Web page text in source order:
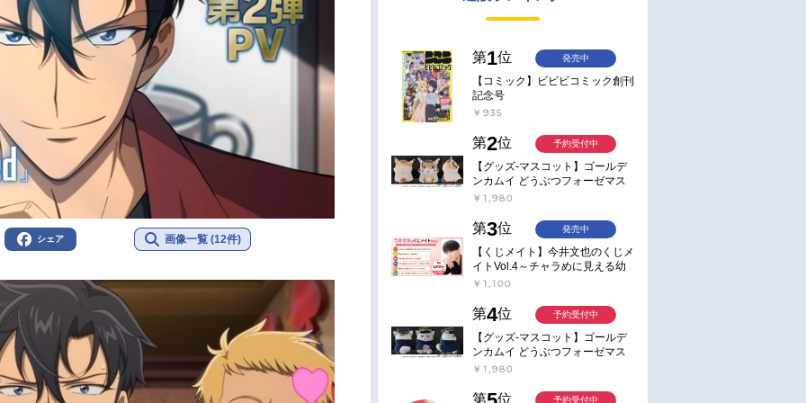
シェア 画像一覧 (12件)
第1位
【コミック】ビビビコミック創刊
記念号
￥935
発売中
第2位
【グッズ-マスコット】ゴールデ
ンカムイ どうぶつフォーゼマス
コット 4.尾形百之助【再販】
￥1,980
予約受付中
第3位
【くじメイト】今井文也のくじメ
イトVol.4～チャラめに見える幼
馴染、実は一途で独占欲が強いん
￥1,100
発売中
第4位
【グッズ-マスコット】ゴールデ
ンカムイ どうぶつフォーゼマス
コット 5.月島軍曹【再販】
￥1,980
予約受付中
第 位 予約受付中